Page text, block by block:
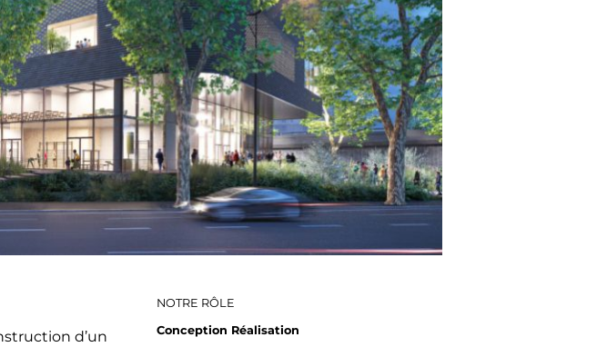
d’un
NOTRE RÔLE
Conception Réalisation